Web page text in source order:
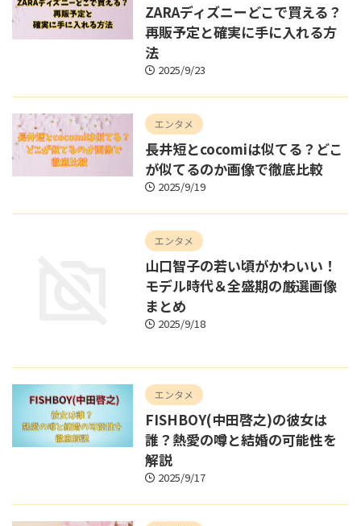
ZARAディズニーどこで買える？
再販予定と確実に手に入れる方
法
2025/9/23
エンタメ
長井短とcocomiは似てる？どこ
が似てるのか画像で徹底比較
2025/9/19
エンタメ
山口智子の若い頃がかわいい！
モデル時代＆全盛期の厳選画像
まとめ
2025/9/18
エンタメ
FISHBOY(中田啓之)の彼女は
誰？熱愛の噂と結婚の可能性を
解説
2025/9/17